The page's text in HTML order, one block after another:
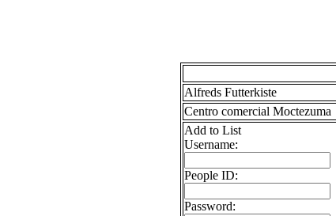
Alfreds Futterkiste
Centro comercial Moctezuma
Add to List
Username:
People ID:
Password: